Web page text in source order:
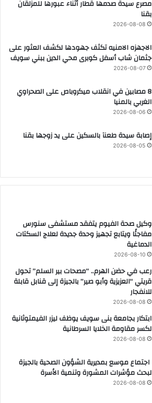
مصرع سيدة صدمها قطار أثناء عبورها للمزلقان
بقنا
2026-08-08
الاجهزه الامنيه تكثف جهودها لكشف العثور على
جثمان شاب أسفل كوبرى محي الدين ببني سويف
2026-08-07
8 مصابين في انقلاب ميكروباص على الصحراوي
الغربي بالمنيا
2026-08-06
إصابة سيدة طعنآ بالسكين على يد زوجها بقنا
2026-08-05
وكيل صحة الفيوم يتفقد مستشفى سنورس
مفاجئًا ويتابع تجهيز وحدة جديدة لعلاج السكتات
الدماغية
2026-08-10
رعب في حضن الهرم.. “مصحات بير السلم” تحول
قريتي “العزيزية وأبو صير” بالجيزة إلى قنابل قابلة
للانفجار
2026-08-08
ابتكار بجامعة بنى سويف يوظف ليزر الفيمتوثانية
لكسر مقاومة الخلايا السرطانية
2026-08-08
اجتماع موسع بمديرية الشؤون الصحية بالجيزة
لبحث مؤشرات المشورة وتنمية الأسرة
2026-08-08